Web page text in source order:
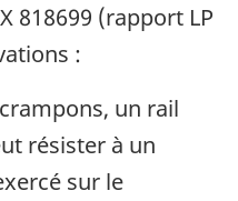
818699 (rapport LP
:
un rail
résister à un
sur le